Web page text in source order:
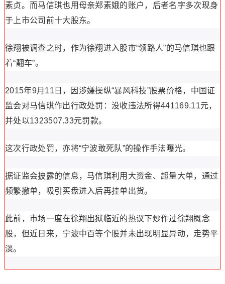
素贞。而马信琪也用母亲郑素娥的账户，后者名字多次现身
于上市公司前十大股东。
徐翔被调查之时，作为徐翔进入股市“领路人”的马信琪也跟
着“翻车”。
2015年9月11日，因涉嫌操纵“暴风科技”股票价格，中国证
监会对马信琪作出行政处罚：没收违法所得441169.11元，
并处以1323507.33元罚款。
这次行政处罚，亦将“宁波敢死队”的操作手法曝光。
据证监会披露的信息，马信琪利用大资金、超量大单，通过
频繁撤单，吸引买盘进入后再挂单出货。
此前，市场一度在徐翔出狱临近的热议下炒作过徐翔概念
股，但近日来，宁波中百等个股并未出现明显异动，走势平
淡。